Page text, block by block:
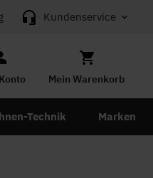
Kundenservice
Mein Warenkorb
Technik Marken